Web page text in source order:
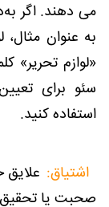
می دهند. اگر
به عنوان
«لوازم تحریر»
سئو برای
استفاده کنید.
اشتیاق: علایق
صحبت یا تحقیق